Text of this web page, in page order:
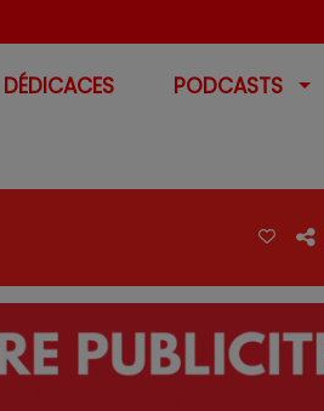
DÉDICACES PODCASTS